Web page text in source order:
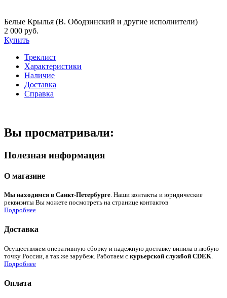
Белые Крылья (В. Ободзинский и другие исполнители)
2 000 руб.
Купить
Треклист
Характеристики
Наличие
Доставка
Справка
Вы просматривали:
Полезная информация
О магазине
Мы находимся в Санкт-Петербурге. Наши контакты и юридические
реквизиты Вы можете посмотреть на странице контактов
Подробнее
Доставка
Осуществляем оперативную сборку и надежную доставку винила в любую
точку России, а так же зарубеж. Работаем с курьерской службой CDEK
Подробнее
Оплата